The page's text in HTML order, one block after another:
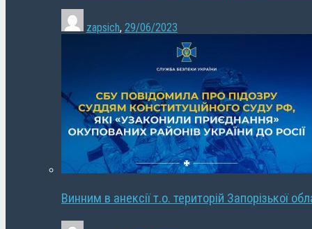
zapsich, 29/06/2023
Винним в анексії т.о. територій Запорізької